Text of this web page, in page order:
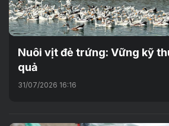
Nuôi vịt đẻ trứng: Vững kỹ
quả
31/07/2026 16:16